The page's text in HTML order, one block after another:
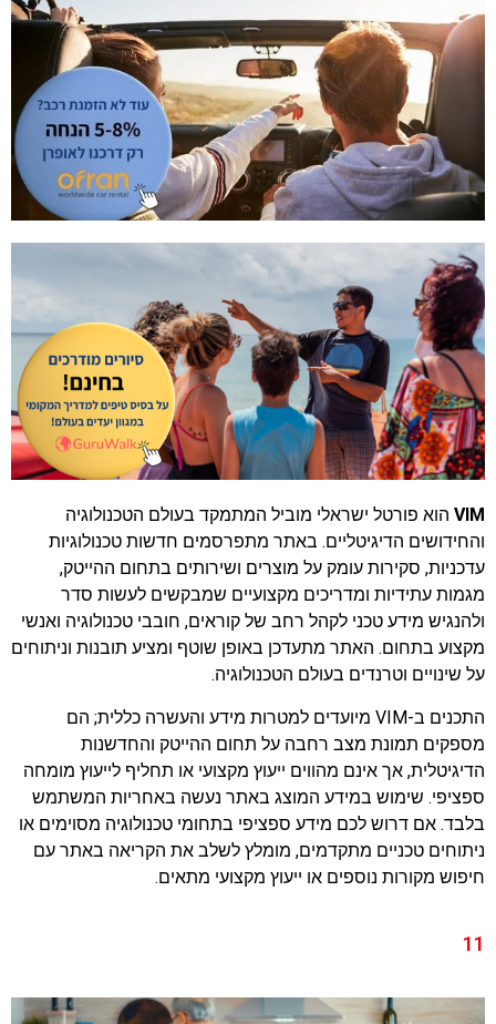
VIM הוא פורטל ישראלי מוביל המתמקד בעולם הטכנולוגיה
והחידושים הדיגיטליים. באתר מתפרסמים חדשות טכנולוגיות
עדכניות, סקירות עומק על מוצרים ושירותים בתחום ההייטק,
מגמות עתידיות ומדריכים מקצועיים שמבקשים לעשות סדר
ולהנגיש מידע טכני לקהל רחב של קוראים, חובבי טכנולוגיה ואנשי
מקצוע בתחום. האתר מתעדכן באופן שוטף ומציע תובנות וניתוחים
על שינויים וטרנדים בעולם הטכנולוגיה.
התכנים ב-VIM מיועדים למטרות מידע והעשרה כללית; הם
מספקים תמונת מצב רחבה על תחום ההייטק והחדשנות
הדיגיטלית, אך אינם מהווים ייעוץ מקצועי או תחליף לייעוץ מומחה
ספציפי. שימוש במידע המוצג באתר נעשה באחריות המשתמש
בלבד. אם דרוש לכם מידע ספציפי בתחומי טכנולוגיה מסוימים או
ניתוחים טכניים מתקדמים, מומלץ לשלב את הקריאה באתר עם
חיפוש מקורות נוספים או ייעוץ מקצועי מתאים.
11